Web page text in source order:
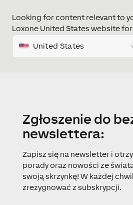
Looking for content relevant to
Loxone United States website
United States
Zgłoszenie do
newslettera:
Zapisz się na newsletter i
porady oraz nowości ze
swoją skrzynkę! W każdej
zrezygnować z subskrypcji.